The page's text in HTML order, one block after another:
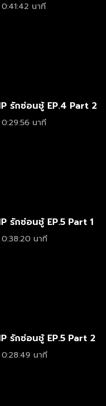
0:41:42 นาที
รักซ่อนชู้ EP.4 Part 2
0:29:56 นาที
รักซ่อนชู้ EP.5 Part 1
0:38:20 นาที
รักซ่อนชู้ EP.5 Part 2
0:28:49 นาที